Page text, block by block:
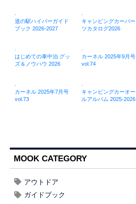
道の駅ハイパーガイド
ブック 2026-2027
キャンピングカーパー
ツカタログ2026
はじめての車中泊 グッ
ズ＆ノウハウ 2026
カーネル 2025年9月号
vol.74
カーネル 2025年7月号
vol.73
キャンピングカーオー
ルアルバム 2025-2026
MOOK CATEGORY
アウトドア
ガイドブック